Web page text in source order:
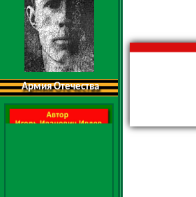
Армия Отечества